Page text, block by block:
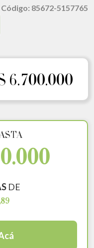
Código: 85672-5157765
6.700.000
DE